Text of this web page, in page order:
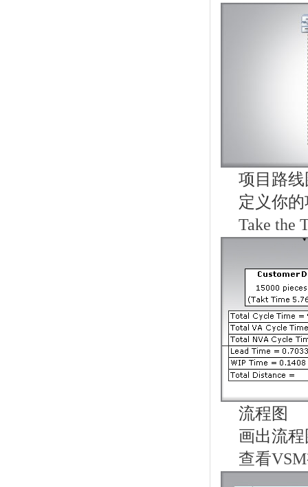
项目路线
定义你
Take the
流程图
画出流
查看